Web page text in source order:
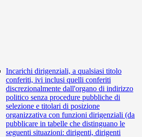
Incarichi dirigenziali, a qualsiasi titolo
conferiti, ivi inclusi quelli conferiti
discrezionalmente dall'organo di indirizzo
politico senza procedure pubbliche di
selezione e titolari di posizione
organizzativa con funzioni dirigenziali (da
pubblicare in tabelle che distinguano le
seguenti situazioni: dirigenti, dirigenti